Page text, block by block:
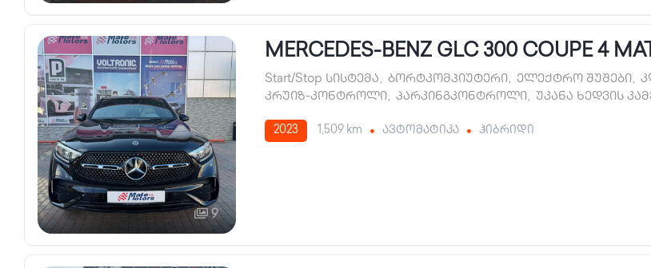
9
MERCEDES-BENZ GLC 300 COUPE 4
Start/Stop სისტემა, ბორტკომპიუტერი, ელექტრო შუშები,
კრუიზ-კონტროლი, პარკინგკონტროლი, უკანა ხედვის
2023 1,509 km ავტომატიკა ჰიბრიდი